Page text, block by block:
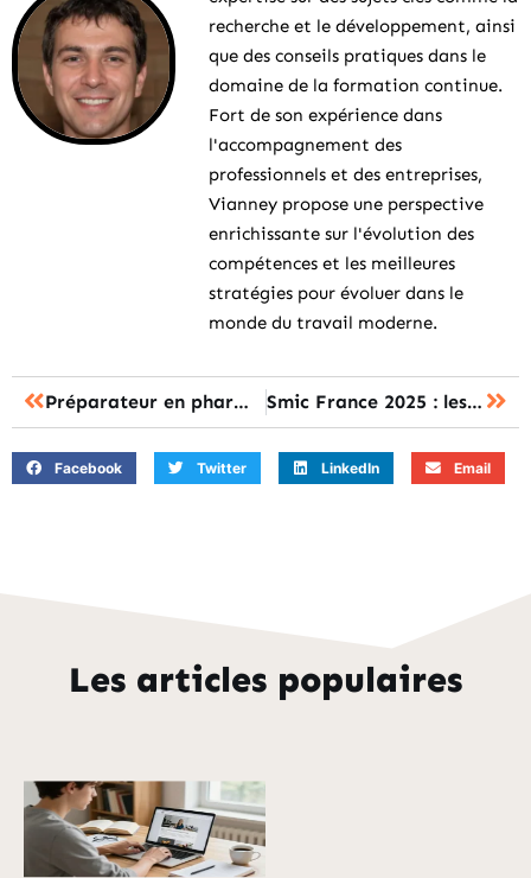
recherche et le développement, ainsi
que des conseils pratiques dans le
domaine de la formation continue.
Fort de son expérience dans
l'accompagnement des
professionnels et des entreprises,
Vianney propose une perspective
enrichissante sur l'évolution des
compétences et les meilleures
stratégies pour évoluer dans le
monde du travail moderne.
Préparateur en pharmacie sans diplôme : les solutions pour exercer la profession Smic France 2025 : les montants officiels pour votre salaire net mensuel
Facebook Twitter LinkedIn Email
Les articles populaires